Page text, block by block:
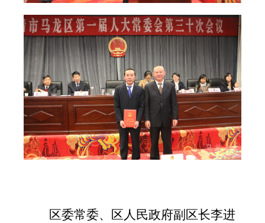
区委常委、区人民政府副区长李进